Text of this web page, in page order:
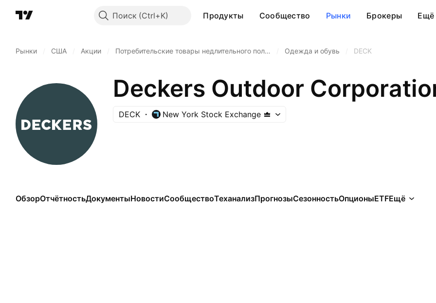
Поиск Продукты Сообщество Рынки Брокеры Ещё
Рынки США Акции Потребительские товары недлительного пол… Одежда и обувь DECK
Deckers Outdoor
DECK New York Stock Exchange
ОбзорОтчётностьДокументыНовостиСообществоТеханализПрогнозыСезонностьОпционыETFЕщё